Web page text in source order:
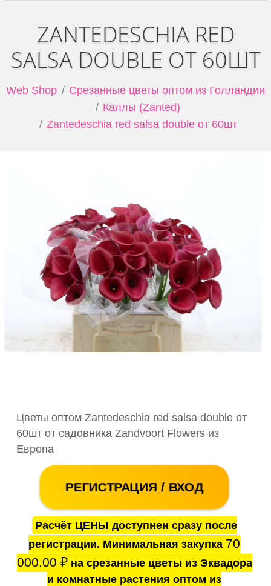
ZANTEDESCHIA RED
SALSA DOUBLE ОТ 60ШТ
Web Shop
Срезанные цветы оптом из Голландии
Каллы (Zanted)
Zantedeschia red salsa double от 60шт
Цветы оптом Zantedeschia red salsa double от
60шт от садовника Zandvoort Flowers из
Европа
РЕГИСТРАЦИЯ / ВХОД
Расчёт ЦЕНЫ доступнен сразу после
регистрации. Минимальная закупка 70
000.00 ₽на срезанные цветы из Эквадора
и комнатные растения оптом из